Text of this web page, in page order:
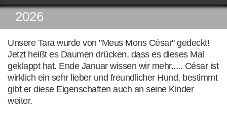
2026
Unsere Tara wurde von "Meus Mons César" gedeckt!
Jetzt heißt es Daumen drücken, dass es dieses Mal
geklappt hat. Ende Januar wissen wir mehr..... César ist
wirklich ein sehr lieber und freundlicher Hund, bestimmt
gibt er diese Eigenschaften auch an seine Kinder
weiter.